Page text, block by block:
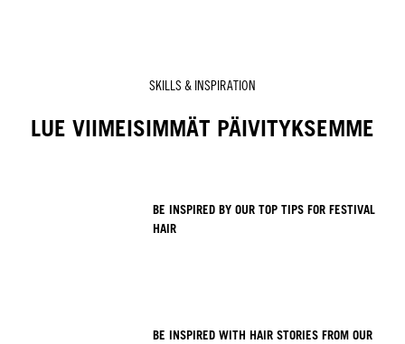
SKILLS & INSPIRATION
LUE VIIMEISIMMÄT PÄIVITYKSEMME
BE INSPIRED BY OUR TOP TIPS FOR FESTIVAL
HAIR
BE INSPIRED WITH HAIR STORIES FROM OUR